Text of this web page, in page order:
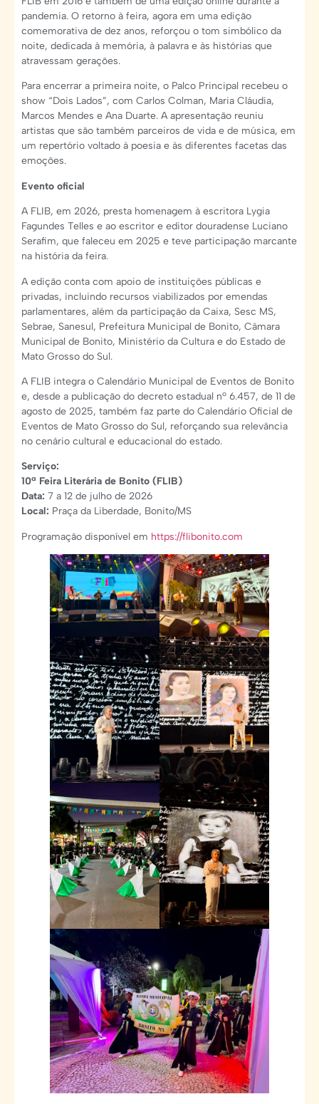
pandemia. O retorno à feira, agora em uma edição
comemorativa de dez anos, reforçou o tom simbólico da
noite, dedicada à memória, à palavra e às histórias que
atravessam gerações.
Para encerrar a primeira noite, o Palco Principal recebeu o
show “Dois Lados”, com Carlos Colman, Maria Cláudia,
Marcos Mendes e Ana Duarte. A apresentação reuniu
artistas que são também parceiros de vida e de música, em
um repertório voltado à poesia e às diferentes facetas das
emoções.
Evento oficial
A FLIB, em 2026, presta homenagem à escritora Lygia
Fagundes Telles e ao escritor e editor douradense Luciano
Serafim, que faleceu em 2025 e teve participação marcante
na história da feira.
A edição conta com apoio de instituições públicas e
privadas, incluindo recursos viabilizados por emendas
parlamentares, além da participação da Caixa, Sesc MS,
Sebrae, Sanesul, Prefeitura Municipal de Bonito, Câmara
Municipal de Bonito, Ministério da Cultura e do Estado de
Mato Grosso do Sul.
A FLIB integra o Calendário Municipal de Eventos de Bonito
e, desde a publicação do decreto estadual nº 6.457, de 11 de
agosto de 2025, também faz parte do Calendário Oficial de
Eventos de Mato Grosso do Sul, reforçando sua relevância
no cenário cultural e educacional do estado.
Serviço:
10ª Feira Literária de Bonito (FLIB)
Data: 7 a 12 de julho de 2026
Local: Praça da Liberdade, Bonito/MS
Programação disponível em https://flibonito.com